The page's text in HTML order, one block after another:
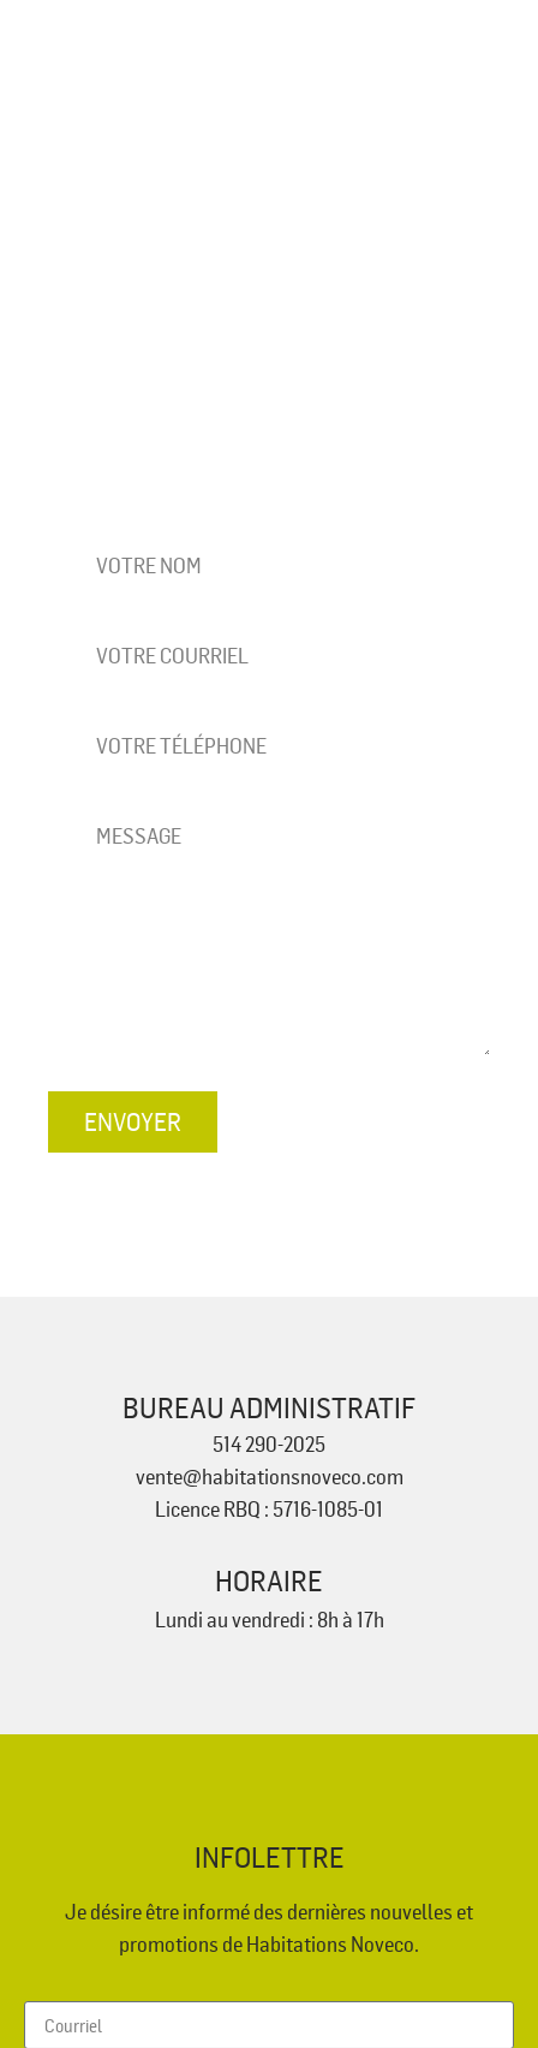
ENVOYER
BUREAU ADMINISTRATIF
514 290-2025
vente@habitationsnoveco.com
Licence RBQ : 5716-1085-01
HORAIRE
Lundi au vendredi : 8h à 17h
INFOLETTRE
Je désire être informé des dernières nouvelles et
promotions de Habitations Noveco.